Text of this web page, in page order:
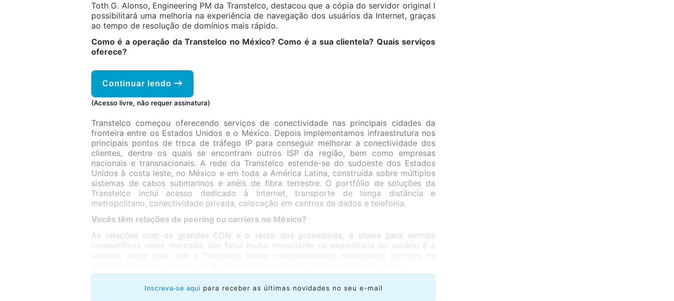
Toth G. Alonso, Engineering PM da Transtelco, destacou que a cópia do servidor original I
possibilitará uma melhoria na experiência de navegação dos usuários da Internet, graças
ao tempo de resolução de domínios mais rápido.
Como é a operação da Transtelco no México? Como é a sua clientela? Quais serviços
oferece?
Continuar lendo
(Acesso livre, não requer assinatura)
Transtelco começou oferecendo serviços de conectividade nas principais cidades da
fronteira entre os Estados Unidos e o México. Depois implementamos infraestrutura nos
principais pontos de troca de tráfego IP para conseguir melhorar a conectividade dos
clientes, dentre os quais se encontram outros ISP da região, bem como empresas
nacionais e transnacionais. A rede da Transtelco estende-se do sudoeste dos Estados
Unidos à costa leste, no México e em toda a América Latina, construída sobre múltiplos
sistemas de cabos submarinos e anéis de fibra terrestre. O portfólio de soluções da
Transtelco inclui acesso dedicado à Internet, transporte de longa distância e
metropolitano, conectividade privada, colocação em centros de dados e telefonia.
Vocês têm relações de peering ou carriers no México?
As relações com os grandes CDN e o resto dos provedores, é chave para sermos
competitivos neste mercado. Um fator muito importante na experiência do usuário é a
Inscreva-se aqui para receber as últimas novidades no seu e-mail